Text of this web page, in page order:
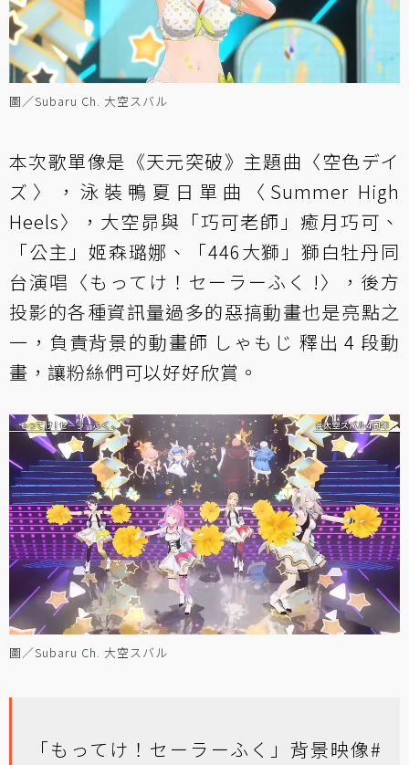
圖／Subaru Ch. 大空スバル
本次歌單像是《天元突破》主題曲〈空色デイ
ズ〉，泳裝鴨夏日單曲〈Summer High
Heels〉，大空昴與「巧可老師」癒月巧可、
「公主」姬森璐娜、「446大獅」獅白牡丹同
台演唱〈もってけ！セーラーふく !〉，後方
投影的各種資訊量過多的惡搞動畫也是亮點之
一，負責背景的動畫師 しゃもじ 釋出 4 段動
畫，讓粉絲們可以好好欣賞。
圖／Subaru Ch. 大空スバル
「もってけ！セーラーふく」背景映像#